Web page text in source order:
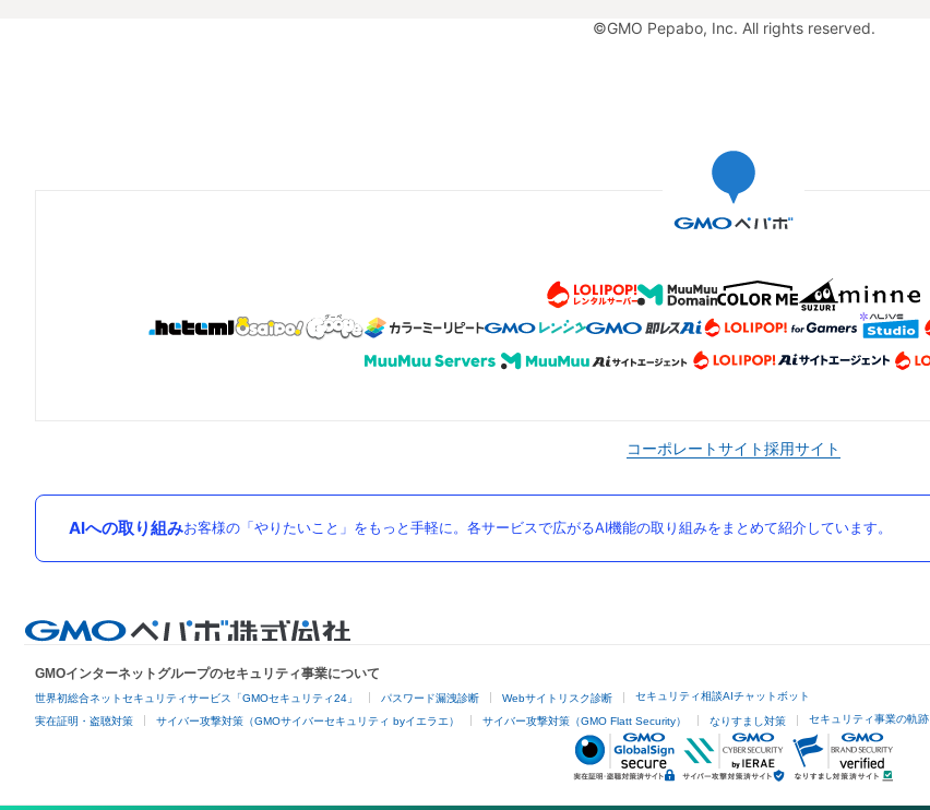
©GMO Pepabo, Inc. All rights reserved.
コーポレートサイト採用サイト
AIへの取り組みお客様の「やりたいこと」をもっと手軽に。各サービスで広がるAI機能の取り組みをまとめて紹介しています。
GMOインターネットグループのセキュリティ事業について
世界初総合ネットセキュリティサービス「GMOセキュリティ24」 パスワード漏洩診断 Webサイトリスク診断 セキュリティ相談AIチャットボット
実在証明・盗聴対策 サイバー攻撃対策（GMOサイバーセキュリティ byイエラエ） サイバー攻撃対策（GMO Flatt Security） なりすまし対策 セキュリティ事業の軌跡